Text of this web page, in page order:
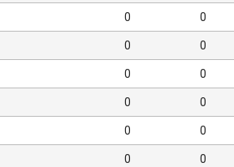
0 0
0 0
0 0
0 0
0 0
0 0